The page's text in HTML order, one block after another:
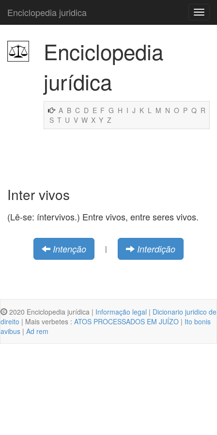
Enciclopedia juridica
Enciclopedia
jurídica
A B C D E F G H I J K L M N O P Q R
S T U V W X Y Z
Inter vivos
(Lê-se: íntervivos.) Entre vivos, entre seres vivos.
Intenção | Interdição
2020 Enciclopedia jurídica | Informação legal | Dicionario juridico de
direito | Mais verbetes : ATOS PROCESSADOS EM JUÍZO | Ito bonis
avibus | Ad rem